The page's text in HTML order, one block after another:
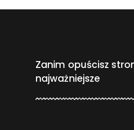
Zanim opuścisz
najważniejsze